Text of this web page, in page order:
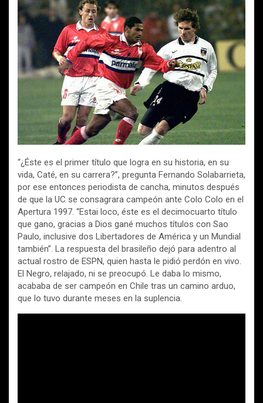
ce
b
o
o
k
tt
er
ail at
s
A
p
p
m
p
ar
tir
“¿Éste es el primer título que logra en su historia, en su
vida, Caté, en su carrera?”, pregunta Fernando Solabarrieta,
por ese entonces periodista de cancha, minutos después
de que la UC se consagrara campeón ante Colo Colo en el
Apertura 1997. “Estai loco, éste es el decimocuarto título
que gano, gracias a Dios gané muchos títulos con Sao
Paulo, inclusive dos Libertadores de América y un Mundial
también”. La respuesta del brasileño dejó para adentro al
actual rostro de ESPN, quien hasta le pidió perdón en vivo.
El Negro, relajado, ni se preocupó. Le daba lo mismo,
acababa de ser campeón en Chile tras un camino arduo,
que lo tuvo durante meses en la suplencia.